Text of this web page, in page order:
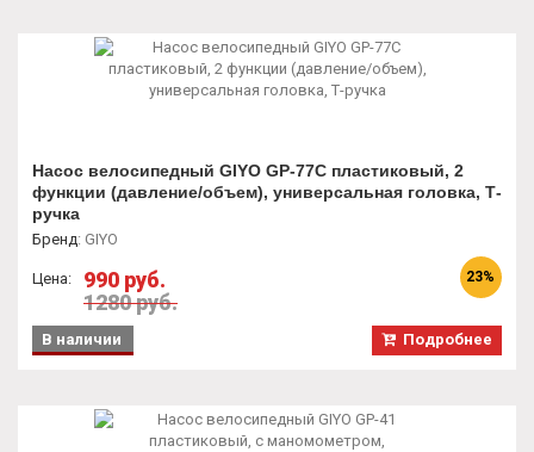
Насос велосипедный GIYO GP-77С пластиковый, 2
функции (давление/объем), универсальная головка, Т-
ручка
Бренд: GIYO
Цена:
990 руб.
1280 руб.
23%
Подробнее
В наличии